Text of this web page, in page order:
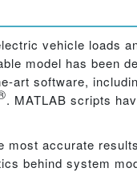
vehicle loads
model has been
art software,
. MATLAB scripts
most accurate
behind system